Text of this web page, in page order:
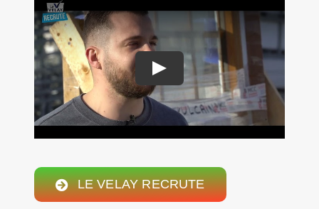
Rechercher:
Nouveau Magazine EnVelay
LE VELAY RECRUTE